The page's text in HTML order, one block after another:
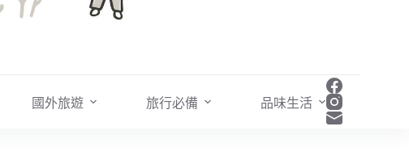
國外旅遊 旅行必備 品味生活